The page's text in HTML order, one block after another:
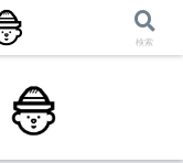
役立つ情報を発信中！
検索